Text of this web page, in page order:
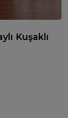
Kuşaklı